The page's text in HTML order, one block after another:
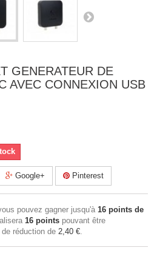
GENERATEUR DE
AVEC CONNEXION USB
Google+ Pinterest
pouvez gagner jusqu'à 16 points de
16 points pouvant être
réduction de 2,40 €.